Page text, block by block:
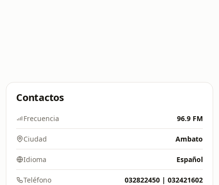
Contactos
Frecuencia 96.9 FM
Ciudad Ambato
Idioma Español
Teléfono 032822450 | 032421602